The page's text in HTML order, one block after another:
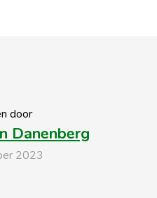
door
Danenberg
2023